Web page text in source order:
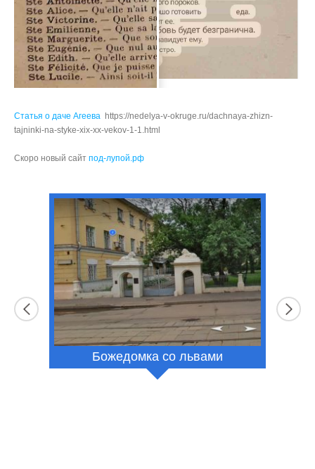
Статья о даче Агеева https://nedelya-v-okruge.ru/dachnaya-zhizn-
tajninki-na-styke-xix-xx-vekov-1-1.html
Скоро новый сайт под-лупой.рф
Божедомка со львами